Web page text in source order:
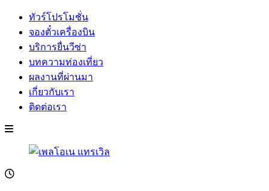
ทัวร์โปรโมชั่น
จองตั๋วเครื่องบิน
บริการยื่นวีซ่า
บทความท่องเที่ยว
ผลงานที่ผ่านมา
เกี่ยวกับเรา
ติดต่อเรา